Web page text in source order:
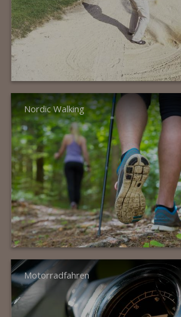
Nordic Walking
Motorradfahren